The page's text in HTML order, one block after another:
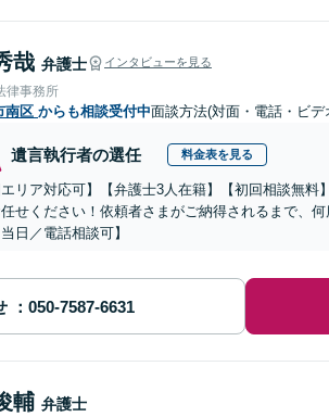
哉 弁護士 インタビューを見る
律事務所
南区 からも相談受付中面談方法(対面・電話・ビデ
遺言執行者の選任 料金表を見る
エリア対応可】【弁護士3人在籍】【初回相談無
せください！依頼者さまがご納得されるまで、
日／電話相談可】
輔 弁護士